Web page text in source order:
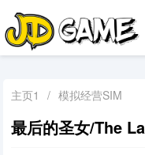
主页1 / 模拟经营SIM
最后的圣女/The